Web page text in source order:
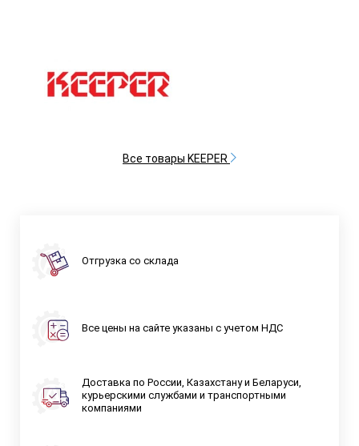
Все товары KEEPER
Отгрузка со склада
Все цены на сайте указаны с учетом НДС
Доставка по России, Казахстану и Беларуси,
курьерскими службами и транспортными
компаниями